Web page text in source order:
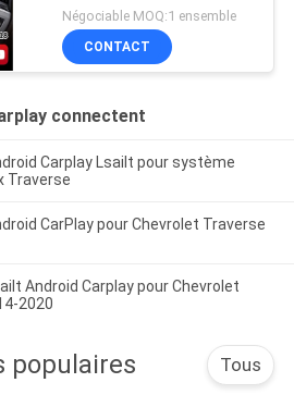
Silverado 1500 2500
3500 Système Mylink
Négociable MOQ:1 ensemble
CONTACT
connectent
Carplay Lsailt pour système
Traverse
CarPlay pour Chevrolet Traverse
Android Carplay pour Chevrolet
2020
populaires Tous